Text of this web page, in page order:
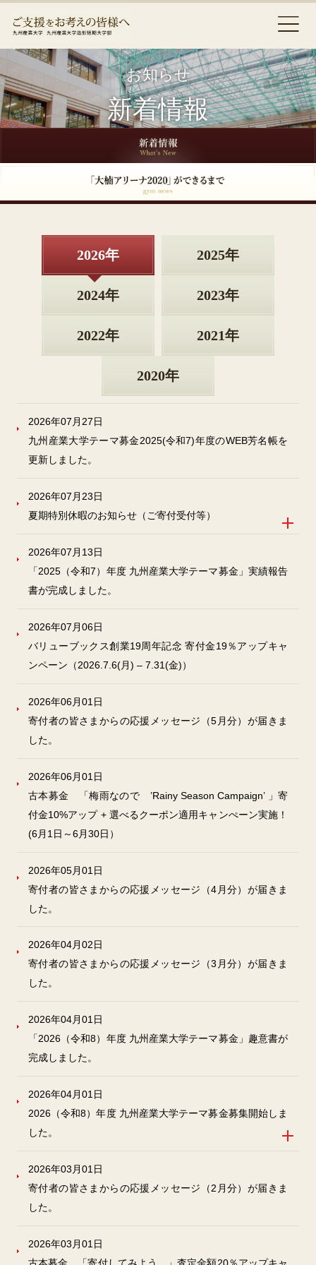
お知らせ
新着情報
2026年 2025年
2024年 2023年
2022年 2021年
2020年
2026年07月27日
九州産業大学テーマ募金2025(令和7)年度のWEB芳名帳を
更新しました。
2026年07月23日
夏期特別休暇のお知らせ（ご寄付受付等）
2026年07月13日
「2025（令和7）年度 九州産業大学テーマ募金」実績報告
書が完成しました。
2026年07月06日
バリューブックス創業19周年記念 寄付金19％アップキャ
ンペーン（2026.7.6(月) – 7.31(金)）
2026年06月01日
寄付者の皆さまからの応援メッセージ（5月分）が届きま
した。
2026年06月01日
古本募金 「梅雨なので ’Rainy Season Campaign’ 」寄
付金10%アップ + 選べるクーポン適用キャンぺーン実施！
(6月1日～6月30日）
2026年05月01日
寄付者の皆さまからの応援メッセージ（4月分）が届きま
した。
2026年04月02日
寄付者の皆さまからの応援メッセージ（3月分）が届きま
した。
2026年04月01日
「2026（令和8）年度 九州産業大学テーマ募金」趣意書が
完成しました。
2026年04月01日
2026（令和8）年度 九州産業大学テーマ募金募集開始しま
した。
2026年03月01日
寄付者の皆さまからの応援メッセージ（2月分）が届きま
した。
2026年03月01日